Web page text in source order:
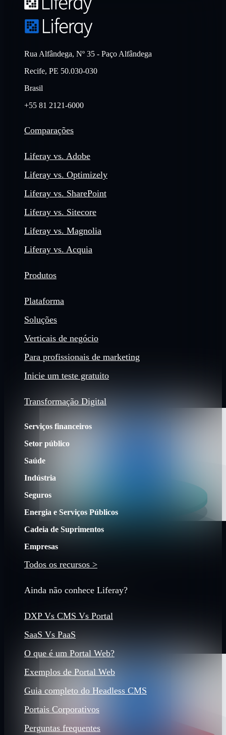
Rua Alfândega, Nº 35 - Paço Alfândega
Recife, PE 50.030-030
Brasil
+55 81 2121-6000
Comparações
Liferay vs. Adobe
Liferay vs. Optimizely
Liferay vs. SharePoint
Liferay vs. Sitecore
Liferay vs. Magnolia
Liferay vs. Acquia
Produtos
Plataforma
Soluções
Verticais de negócio
Para profissionais de marketing
Inicie um teste gratuito
Transformação Digital
Serviços financeiros
Setor público
Saúde
Indústria
Seguros
Energia e Serviços Públicos
Cadeia de Suprimentos
Empresas
Todos os recursos >
Ainda não conhece Liferay?
DXP Vs CMS Vs Portal
SaaS Vs PaaS
O que é um Portal Web?
Exemplos de Portal Web
Guia completo do Headless CMS
Portais Corporativos
Perguntas frequentes